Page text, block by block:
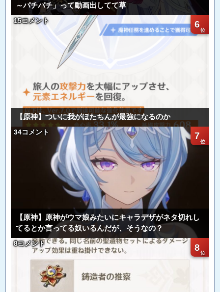
～パチパチ」って動画出してて草
6
15コメント
【原神】ついに我がほたちんが最強になるのか
7
34コメント
【原神】原神がウマ娘みたいにキャラデザがネタ切れし
てるとか言ってる奴いるんだが、そうなの？
8
8コメント